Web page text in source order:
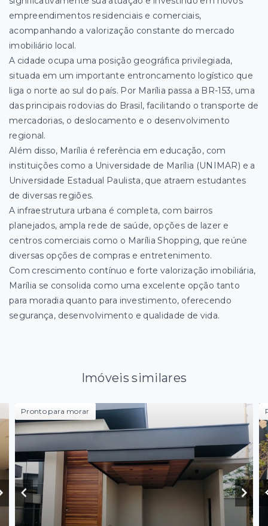
empreendimentos residenciais e comerciais,
acompanhando a valorização constante do mercado
imobiliário local.
A cidade ocupa uma posição geográfica privilegiada,
situada em um importante entroncamento logístico que
liga o norte ao sul do país. Por Marília passa a BR-153, uma
das principais rodovias do Brasil, facilitando o transporte de
mercadorias, o deslocamento e o desenvolvimento
regional.
Além disso, Marília é referência em educação, com
instituições como a Universidade de Marília (UNIMAR) e a
Universidade Estadual Paulista, que atraem estudantes
de diversas regiões.
A infraestrutura urbana é completa, com bairros
planejados, ampla rede de saúde, opções de lazer e
centros comerciais como o Marília Shopping, que reúne
diversas opções de compras e entretenimento.
Com crescimento contínuo e forte valorização imobiliária,
Marília se consolida como uma excelente opção tanto
para moradia quanto para investimento, oferecendo
segurança, desenvolvimento e qualidade de vida.
Imóveis similares
Pronto para morar